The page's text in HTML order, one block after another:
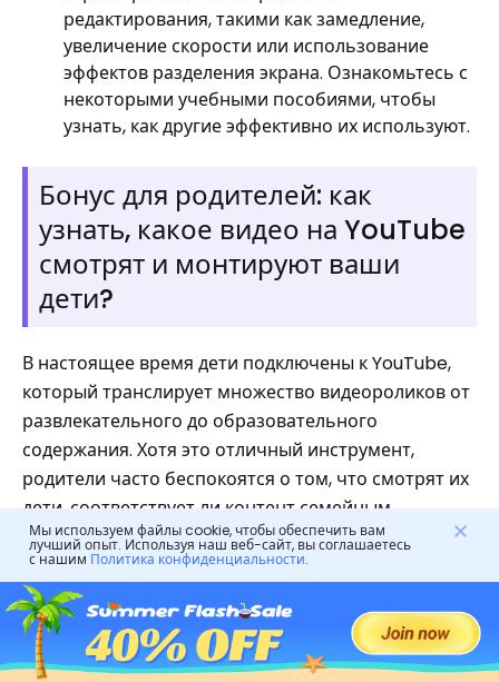
редактирования, такими как замедление,
увеличение скорости или использование
эффектов разделения экрана. Ознакомьтесь с
некоторыми учебными пособиями, чтобы
узнать, как другие эффективно их используют.
Бонус для родителей: как
узнать, какое видео на YouTube
смотрят и монтируют ваши
дети?
В настоящее время дети подключены к YouTube,
который транслирует множество видеороликов от
развлекательного до образовательного
содержания. Хотя это отличный инструмент,
родители часто беспокоятся о том, что смотрят их
дети, соответствует ли контент семейным
ценностям и возрасту их ребенка.
Отслеживать это может быть удручающе сложно,
но такие инструменты, какFlashGet Kids
предложите практическое решение. Этот
приложение родительского контроляуправляет
Мы используем файлы cookie, чтобы обеспечить вам
лучший опыт. Используя наш веб-сайт, вы соглашаетесь
с нашим Политика конфиденциальности.